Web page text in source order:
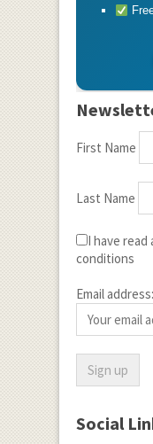
First Name
Last Name
I have
conditions
Email address:
Social